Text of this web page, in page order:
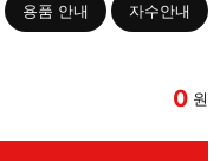
용품 안내 자수안내
0 원